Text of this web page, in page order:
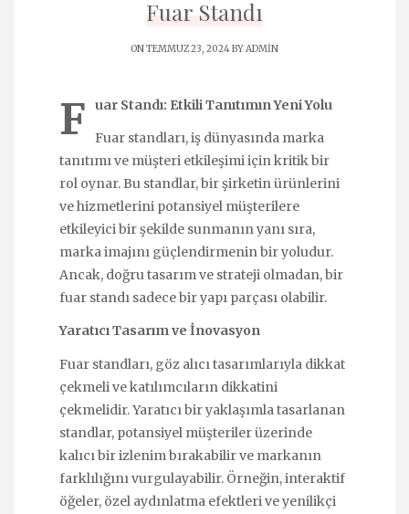
Fuar Standı
ON TEMMUZ 23, 2024 BYADMIN
F uar Standı: Etkili Tanıtımın Yeni Yolu
Fuar standları, iş dünyasında marka
tanıtımı ve müşteri etkileşimi için kritik bir
rol oynar. Bu standlar, bir şirketin ürünlerini
ve hizmetlerini potansiyel müşterilere
etkileyici bir şekilde sunmanın yanı sıra,
marka imajını güçlendirmenin bir yoludur.
Ancak, doğru tasarım ve strateji olmadan, bir
fuar standı sadece bir yapı parçası olabilir.
Yaratıcı Tasarım ve İnovasyon
Fuar standları, göz alıcı tasarımlarıyla dikkat
çekmeli ve katılımcıların dikkatini
çekmelidir. Yaratıcı bir yaklaşımla tasarlanan
standlar, potansiyel müşteriler üzerinde
kalıcı bir izlenim bırakabilir ve markanın
farklılığını vurgulayabilir. Örneğin, interaktif
öğeler, özel aydınlatma efektleri ve yenilikçi